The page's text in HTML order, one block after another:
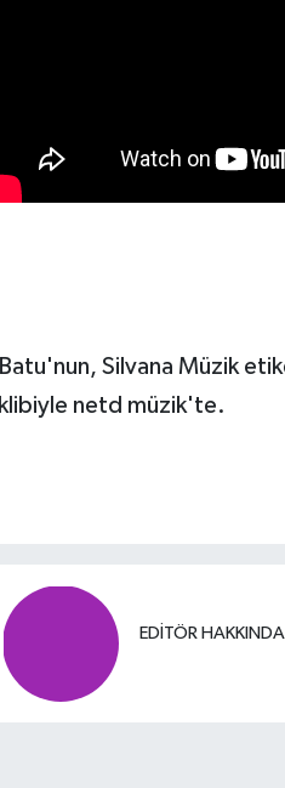
Batu'nun, Silvana Müzik
klibiyle netd müzik'te.
EDITÖR HAKKINDA